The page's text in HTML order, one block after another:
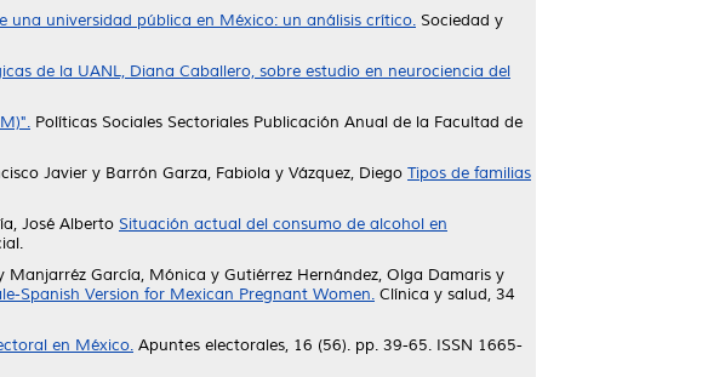
una universidad pública en México: un análisis crítico. Sociedad y
de la UANL, Diana Caballero, sobre estudio en neurociencia del
Políticas Sociales Sectoriales Publicación Anual de la Facultad de
Javier y Barrón Garza, Fabiola y Vázquez, Diego Tipos de familias
José Alberto Situación actual del consumo de alcohol en
Manjarréz García, Mónica y Gutiérrez Hernández, Olga Damaris y
Spanish Version for Mexican Pregnant Women. Clínica y salud, 34
en México. Apuntes electorales, 16 (56). pp. 39-65. ISSN 1665-